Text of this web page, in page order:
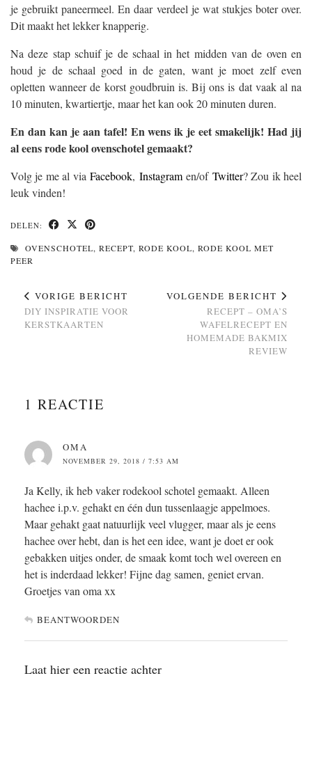
je gebruikt paneermeel. En daar verdeel je wat stukjes boter over.
Dit maakt het lekker knapperig.
Na deze stap schuif je de schaal in het midden van de oven en
houd je de schaal goed in de gaten, want je moet zelf even
opletten wanneer de korst goudbruin is. Bij ons is dat vaak al na
10 minuten, kwartiertje, maar het kan ook 20 minuten duren.
En dan kan je aan tafel! En wens ik je eet smakelijk! Had jij
al eens rode kool ovenschotel gemaakt?
Volg je me al viaFacebook, Instagramen/of Twitter? Zou ik heel
leuk vinden!
DELEN:
OVENSCHOTEL, RECEPT, RODE KOOL, RODE KOOL MET
PEER
VORIGE BERICHT
DIY INSPIRATIE VOOR
KERSTKAARTEN
VOLGENDE BERICHT
RECEPT – OMA’S
WAFELRECEPT EN
HOMEMADE BAKMIX
REVIEW
1 REACTIE
OMA
NOVEMBER 29, 2018 / 7:53 AM
Ja Kelly, ik heb vaker rodekool schotel gemaakt. Alleen
hachee i.p.v. gehakt en één dun tussenlaagje appelmoes.
Maar gehakt gaat natuurlijk veel vlugger, maar als je eens
hachee over hebt, dan is het een idee, want je doet er ook
gebakken uitjes onder, de smaak komt toch wel overeen en
het is inderdaad lekker! Fijne dag samen, geniet ervan.
Groetjes van oma xx
BEANTWOORDEN
Laat hier een reactie achter